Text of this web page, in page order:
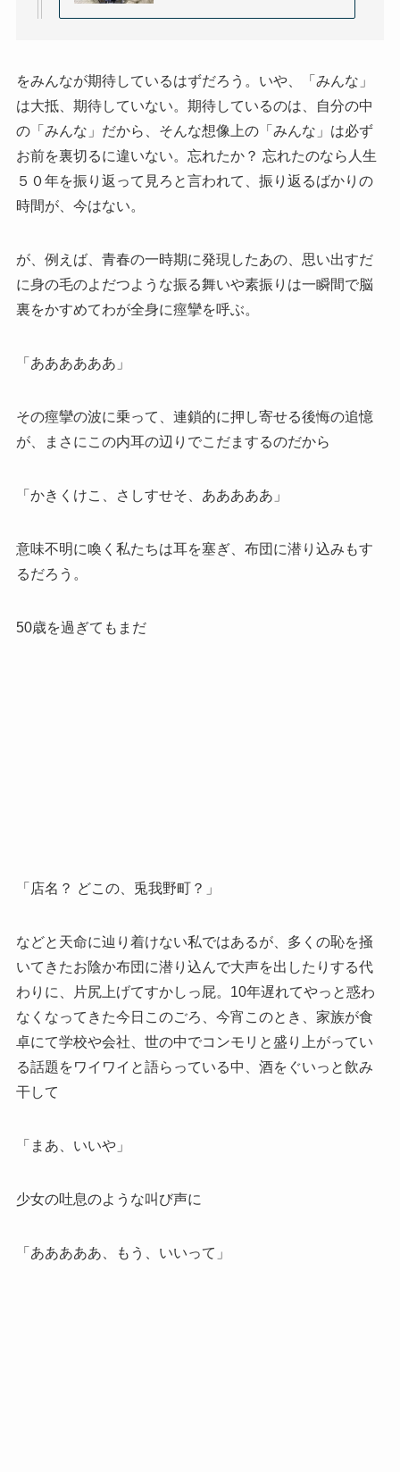
をみんなが期待しているはずだろう。いや、「みんな」
は大抵、期待していない。期待しているのは、自分の中
の「みんな」だから、そんな想像上の「みんな」は必ず
お前を裏切るに違いない。忘れたか？ 忘れたのなら人生
５０年を振り返って見ろと言われて、振り返るばかりの
時間が、今はない。
が、例えば、青春の一時期に発現したあの、思い出すだ
に身の毛のよだつような振る舞いや素振りは一瞬間で脳
裏をかすめてわが全身に痙攣を呼ぶ。
「ああああああ」
その痙攣の波に乗って、連鎖的に押し寄せる後悔の追憶
が、まさにこの内耳の辺りでこだまするのだから
「かきくけこ、さしすせそ、あああああ」
意味不明に喚く私たちは耳を塞ぎ、布団に潜り込みもす
るだろう。
50歳を過ぎてもまだ
「店名？ どこの、兎我野町？」
などと天命に辿り着けない私ではあるが、多くの恥を掻
いてきたお陰か布団に潜り込んで大声を出したりする代
わりに、片尻上げてすかしっ屁。10年遅れてやっと惑わ
なくなってきた今日このごろ、今宵このとき、家族が食
卓にて学校や会社、世の中でコンモリと盛り上がってい
る話題をワイワイと語らっている中、酒をぐいっと飲み
干して
「まあ、いいや」
少女の吐息のような叫び声に
「あああああ、もう、いいって」